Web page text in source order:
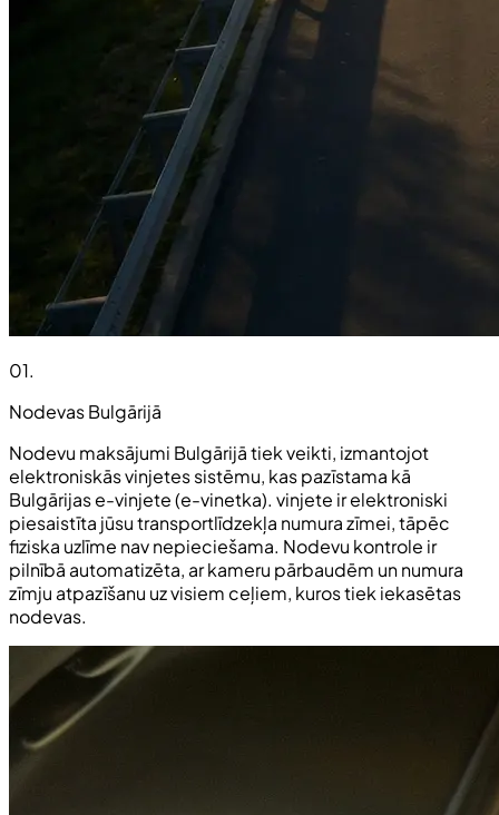
01.
Nodevas Bulgārijā
Nodevu maksājumi Bulgārijā tiek veikti, izmantojot
elektroniskās vinjetes sistēmu, kas pazīstama kā
Bulgārijas e-vinjete (e-vinetka). vinjete ir elektroniski
piesaistīta jūsu transportlīdzekļa numura zīmei, tāpēc
fiziska uzlīme nav nepieciešama. Nodevu kontrole ir
pilnībā automatizēta, ar kameru pārbaudēm un numura
zīmju atpazīšanu uz visiem ceļiem, kuros tiek iekasētas
nodevas.